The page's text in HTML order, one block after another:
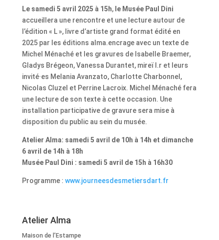
Le samedi 5 avril 2025 à 15h,le Musée Paul Dini
accueillera une rencontre et une lecture autour de
l’édition « L », livre d’artiste grand format édité en
2025 par les éditions alma.encrage avec un texte de
Michel Ménaché et les gravures de Isabelle Braemer,
Gladys Brégeon, Vanessa Durantet, mireï l.r et leurs
invité·es Melania Avanzato, Charlotte Charbonnel,
Nicolas Cluzel et Perrine Lacroix. Michel Ménaché fera
une lecture de son texte à cette occasion. Une
installation participative de gravure sera mise à
disposition du public au sein du musée.
Atelier Alma: samedi 5 avril de 10h à 14h et dimanche
6 avril de 14h à 18h
Musée Paul Dini : samedi 5 avril de 15h à 16h30
Programme : www.journeesdesmetiersdart.fr
Atelier Alma
Maison de l’Estampe